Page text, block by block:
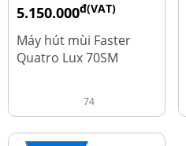
5.150.000đ(VAT)
Máy hút mùi Faster
Quatro Lux 70SM
74
+ Thêm